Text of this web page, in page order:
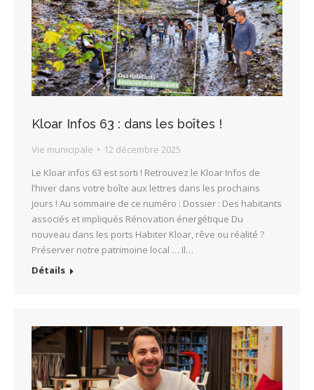
Kloar Infos 63 : dans les boîtes !
Vie municipale
12 décembre 2025
Le Kloar infos 63 est sorti ! Retrouvez le Kloar Infos de
l’hiver dans votre boîte aux lettres dans les prochains
jours ! Au sommaire de ce numéro : Dossier : Des habitants
associés et impliqués Rénovation énergétique Du
nouveau dans les ports Habiter Kloar, rêve ou réalité ?
Préserver notre patrimoine local … Il…
Détails